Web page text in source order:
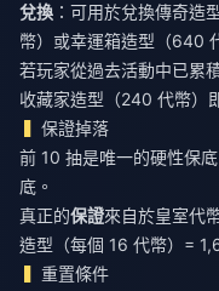
兌換 ：可用於兌換傳奇
幣）或幸運箱造型（640
若玩家從過去活動中已累
收藏家造型（240 代幣）
保證掉落
前 10 抽是唯一的硬性保
底。
真正的保證來自於皇室代
造型（每個 16 代幣）=
重置條件